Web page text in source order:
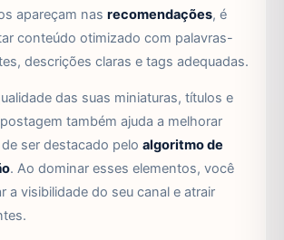
apareçam nas recomendações, é
conteúdo otimizado com palavras-
descrições claras e tags adequadas.
das suas miniaturas, títulos e
também ajuda a melhorar
ser destacado pelo algoritmo de
. Ao dominar esses elementos, você
a visibilidade do seu canal e atrair